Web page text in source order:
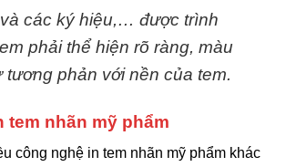
các ký hiệu,… được trình
phải thể hiện rõ ràng, màu
tương phản với nền của tem.
tem nhãn mỹ phẩm
công nghệ in tem nhãn mỹ phẩm khác